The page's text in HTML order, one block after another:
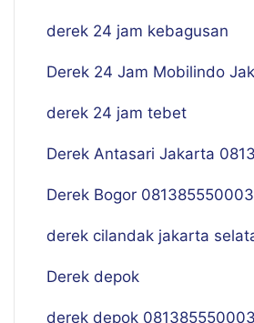
derek 24 jam kebagusan
Derek 24 Jam Mobilindo
derek 24 jam tebet
Derek Antasari Jakarta
Derek Bogor 081385550003
derek cilandak jakarta
Derek depok
derek depok 081385550003